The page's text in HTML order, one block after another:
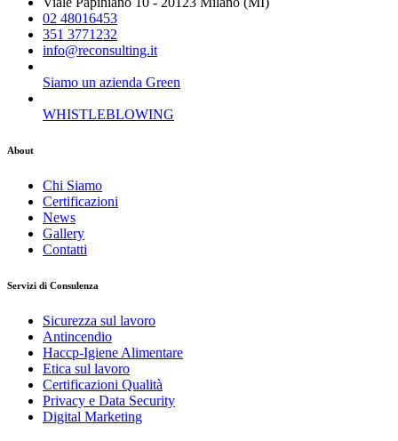
02 48016453
351 3771232
info@reconsulting.it
Siamo un azienda Green
WHISTLEBLOWING
About
Chi Siamo
Certificazioni
News
Gallery
Contatti
Servizi di Consulenza
Sicurezza sul lavoro
Antincendio
Haccp-Igiene Alimentare
Etica sul lavoro
Certificazioni Qualità
Privacy e Data Security
Digital Marketing